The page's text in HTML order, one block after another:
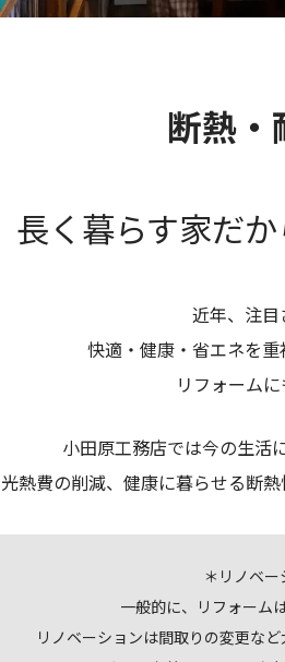
断熱・
長く暮らす家だか
近年、注目
快適・健康・省エネを重
リフォーム
小田原工務店では今の生活
光熱費の削減、健康に暮らせる断
＊リノベ
一般的に、リフォーム
リノベーションは間取りの変更な